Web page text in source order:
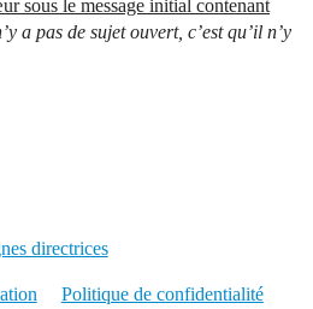
sous le message initial contenant
a pas de sujet ouvert, c’est qu’il n’y
directrices
Politique de confidentialité